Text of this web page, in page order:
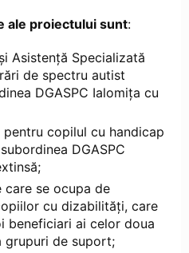
ale proiectului sunt:
Asistență Specializată
de spectru autist
DGASPC Ialomița cu
copilul cu handicap
DGASPC
se ocupa de
cu dizabilități, care
beneficiari ai celor doua
grupuri de suport;